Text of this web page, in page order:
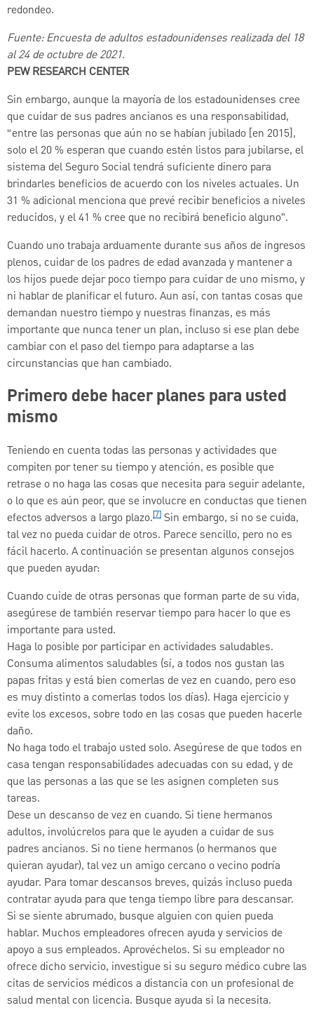
redondeo.
Fuente: Encuesta de adultos estadounidenses realizada del 18
al 24 de octubre de 2021.
PEW RESEARCH CENTER
Sin embargo, aunque la mayoría de los estadounidenses cree
que cuidar de sus padres ancianos es una responsabilidad,
“entre las personas que aún no se habían jubilado [en 2015],
solo el 20 % esperan que cuando estén listos para jubilarse, el
sistema del Seguro Social tendrá suficiente dinero para
brindarles beneficios de acuerdo con los niveles actuales. Un
31 % adicional menciona que prevé recibir beneficios a niveles
reducidos, y el 41 % cree que no recibirá beneficio alguno”.
Cuando uno trabaja arduamente durante sus años de ingresos
plenos, cuidar de los padres de edad avanzada y mantener a
los hijos puede dejar poco tiempo para cuidar de uno mismo, y
ni hablar de planificar el futuro. Aun así, con tantas cosas que
demandan nuestro tiempo y nuestras finanzas, es más
importante que nunca tener un plan, incluso si ese plan debe
cambiar con el paso del tiempo para adaptarse a las
circunstancias que han cambiado.
Primero debe hacer planes para usted
mismo
Teniendo en cuenta todas las personas y actividades que
compiten por tener su tiempo y atención, es posible que
retrase o no haga las cosas que necesita para seguir adelante,
o lo que es aún peor, que se involucre en conductas que tienen
efectos adversos a largo plazo.[7] Sin embargo, si no se cuida,
tal vez no pueda cuidar de otros. Parece sencillo, pero no es
fácil hacerlo. A continuación se presentan algunos consejos
que pueden ayudar:
Cuando cuide de otras personas que forman parte de su vida,
asegúrese de también reservar tiempo para hacer lo que es
importante para usted.
Haga lo posible por participar en actividades saludables.
Consuma alimentos saludables (sí, a todos nos gustan las
papas fritas y está bien comerlas de vez en cuando, pero eso
es muy distinto a comerlas todos los días). Haga ejercicio y
evite los excesos, sobre todo en las cosas que pueden hacerle
daño.
No haga todo el trabajo usted solo. Asegúrese de que todos en
casa tengan responsabilidades adecuadas con su edad, y de
que las personas a las que se les asignen completen sus
tareas.
Dese un descanso de vez en cuando. Si tiene hermanos
adultos, involúcrelos para que le ayuden a cuidar de sus
padres ancianos. Si no tiene hermanos (o hermanos que
quieran ayudar), tal vez un amigo cercano o vecino podría
ayudar. Para tomar descansos breves, quizás incluso pueda
contratar ayuda para que tenga tiempo libre para descansar.
Si se siente abrumado, busque alguien con quien pueda
hablar. Muchos empleadores ofrecen ayuda y servicios de
apoyo a sus empleados. Aprovéchelos. Si su empleador no
ofrece dicho servicio, investigue si su seguro médico cubre las
citas de servicios médicos a distancia con un profesional de
salud mental con licencia. Busque ayuda si la necesita.